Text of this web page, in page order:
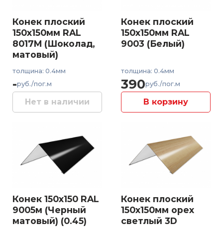
Конек плоский
150x150мм RAL
8017M (Шоколад,
матовый)
толщина: 0.4мм
-руб./пог.м
Нет в наличии
Конек плоский
150x150мм RAL
9003 (Белый)
толщина: 0.4мм
390руб./пог.м
В корзину
Конек 150x150 RAL
9005м (Черный
матовый) (0.45)
Конек плоский
150x150мм орех
светлый 3D